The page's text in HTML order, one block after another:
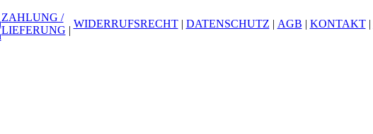
ZAHLUNG /
LIEFERUNG |
WIDERRUFSRECHT| DATENSCHUTZ | AGB | KONTAKT|